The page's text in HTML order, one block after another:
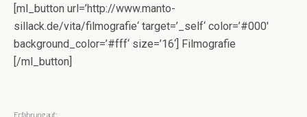
[ml_button url=’http://www.manto-
sillack.de/vita/filmografie‘ target=’_self‘ color=’#000′
background_color=’#fff‘ size=’16‘] Filmografie
[/ml_button]
Erfahrung auf: